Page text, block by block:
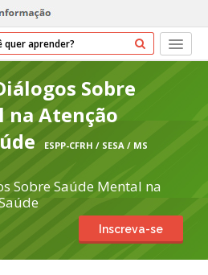
Início
Cursos
Sobre nós
Sobre
na Atenção
ESPP-CFRH / SESA / MS
Sobre Saúde Mental na
Inscreva-se